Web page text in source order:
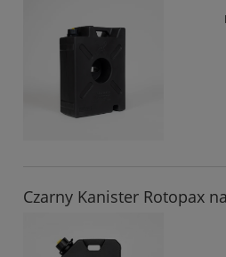
Czarny Kanister Rotopax